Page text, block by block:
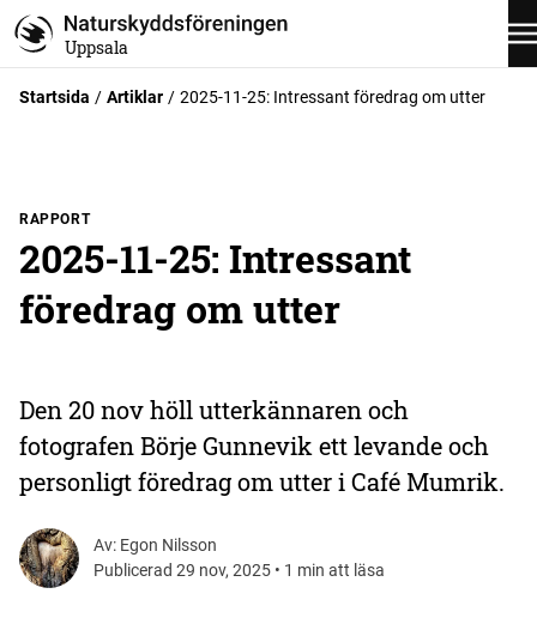
Uppsala
Startsida Artiklar 2025-11-25: Intressant föredrag om utter
RAPPORT
2025-11-25: Intressant
föredrag om utter
Den 20 nov höll utterkännaren och
fotografen Börje Gunnevik ett levande och
personligt föredrag om utter i Café Mumrik.
Av: Egon Nilsson
Publicerad 29 nov, 2025 • 1 min att läsa